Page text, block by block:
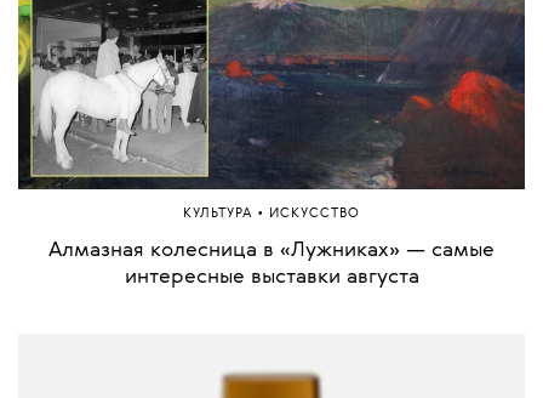
КУЛЬТУРА • ИСКУССТВО
Алмазная колесница в «Лужниках» — самые
интересные выставки августа